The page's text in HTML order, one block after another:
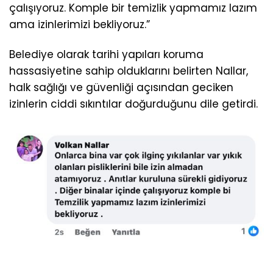
çalışıyoruz. Komple bir temizlik yapmamız lazım
ama izinlerimizi bekliyoruz.”
Belediye olarak tarihi yapıları koruma
hassasiyetine sahip olduklarını belirten Nallar,
halk sağlığı ve güvenliği açısından geciken
izinlerin ciddi sıkıntılar doğurduğunu dile getirdi.